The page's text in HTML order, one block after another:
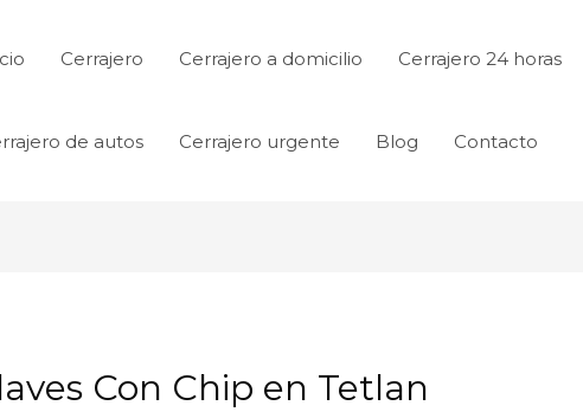
Cerrajero Cerrajero a domicilio Cerrajero 24 horas
de autos Cerrajero urgente Blog Contacto
Con Chip en Tetlan